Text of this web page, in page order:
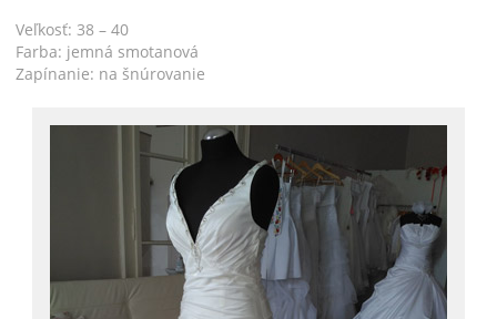
Veľkosť: 38 – 40
Farba: jemná smotanová
Zapínanie: na šnúrovanie